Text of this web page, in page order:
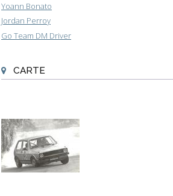
Yoann Bonato
Jordan Perroy
Go Team DM Driver
CARTE